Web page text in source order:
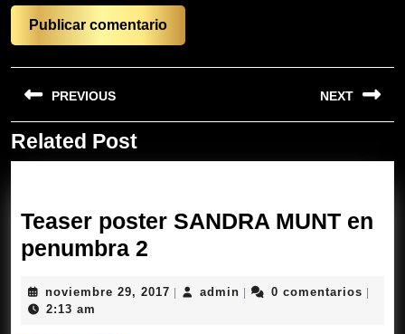
Navegación
de
entradas
PREVIOUS
Entrada
anterior:
NEXT
entrada:
Related Post
Teaser poster SANDRA MUNT en
penumbra 2
SANDRA
noviembre 29, 2017 noviembre
adminadmin0 comentarios
2:13 am